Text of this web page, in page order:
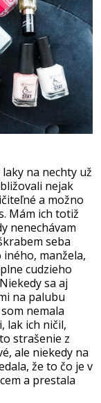
na nechty už
nejak
a možno
Mám ich totiž
nenechávam
seba
manžela,
cudzieho
sa aj
na palubu
nemala
lak ich ničil,
strašenie z
ale niekedy na
že to čo je v
a prestala